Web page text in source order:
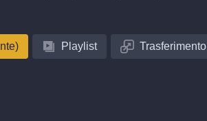
Playlist Trasferimento